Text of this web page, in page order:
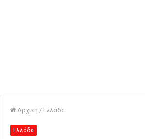
Αρχική / Ελλάδα
Ελλάδα